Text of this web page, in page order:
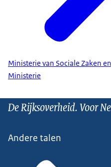
Ministerie van Sociale Zaken
Ministerie
De Rijksoverheid. Voor
Andere talen